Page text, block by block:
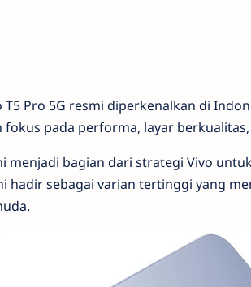
T5 Pro 5G resmi diperkenalkan di
pada performa, layar
menjadi bagian dari strategi Vivo
hadir sebagai varian tertinggi yang